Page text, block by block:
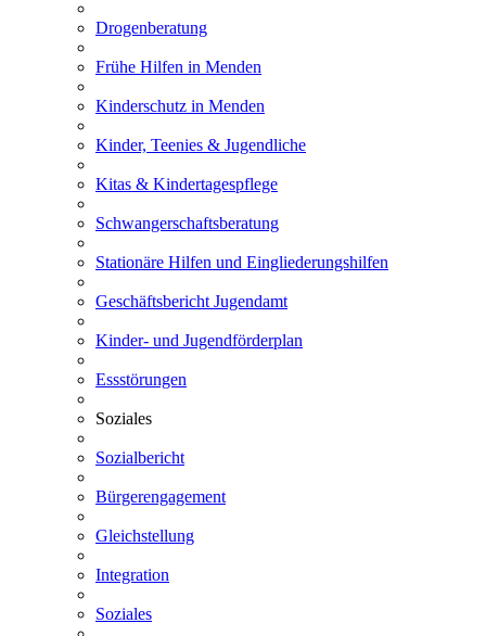
Drogenberatung
Frühe Hilfen in Menden
Kinderschutz in Menden
Kinder, Teenies & Jugendliche
Kitas & Kindertagespflege
Schwangerschaftsberatung
Stationäre Hilfen und Eingliederungshilfen
Geschäftsbericht Jugendamt
Kinder- und Jugendförderplan
Essstörungen
Soziales
Sozialbericht
Bürgerengagement
Gleichstellung
Integration
Soziales